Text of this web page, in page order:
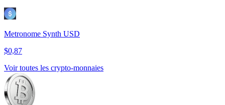
Metronome Synth USD
$0,87
Voir toutes les crypto-monnaies